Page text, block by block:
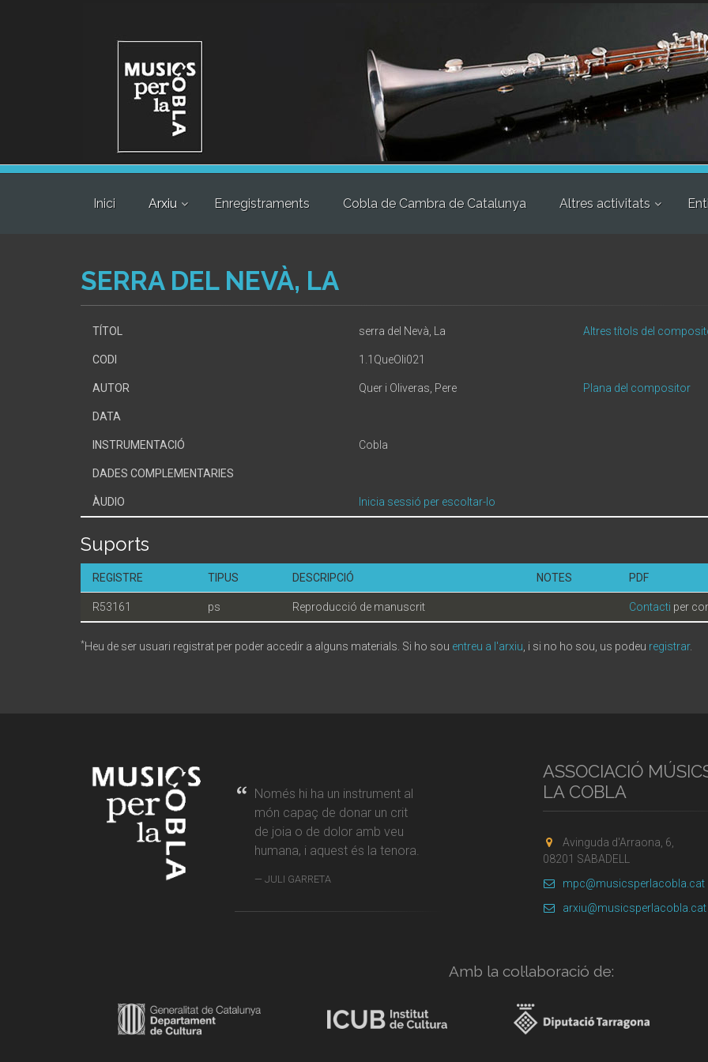
Inici Arxiu Enregistraments Cobla de Cambra de Catalunya Altres activitats
SERRA DEL NEVÀ, LA
TÍTOL serra del Nevà, La Altres títols del
CODI 1.1QueOli021
AUTOR Quer i Oliveras, Pere Plana del compositor
DATA
INSTRUMENTACIÓ Cobla
DADES COMPLEMENTARIES
ÀUDIO Inicia sessió per escoltar-lo
Suports
REGISTRE TIPUS DESCRIPCIÓ NOTES PDF
R53161 ps Reproducció de manuscrit Contacti per
*Heu de ser usuari registrat per poder accedir a alguns materials. Si ho sou entreu a l'arxiu , i si no ho sou, us podeu registrar.
Només hi ha un instrument al
món capaç de donar un crit
de joia o de dolor amb veu
humana, i aquest és la tenora.
JULI GARRETA
ASSOCIACIÓ
LA COBLA
Avinguda d'Arraona, 6,
08201 SABADELL
mpc@musicsperlacobla.cat
arxiu@musicsperlacobla.cat
Amb la col·laboració de: